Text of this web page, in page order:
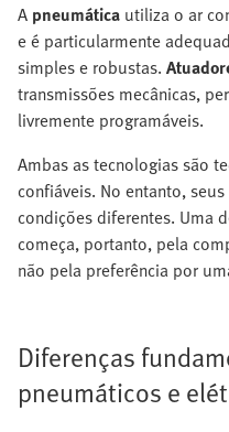
A pneumática utiliza o ar
e é particularmente
simples e robustas.
transmissões mecânicas,
livremente programáveis.
Ambas as tecnologias são
confiáveis. No entanto,
condições diferentes. Uma
começa, portanto, pela
não pela preferência por
Diferenças
pneumáticos e